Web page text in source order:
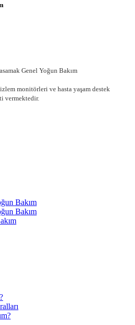
Genel Yoğun Bakım
monitörleri ve hasta yaşam destek
vermektedir.
Bakım
Bakım